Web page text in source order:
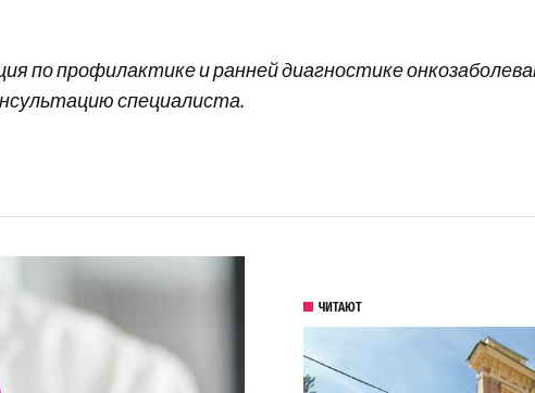
по профилактике и ранней диагностике
специалиста.
ЧИТАЮТ